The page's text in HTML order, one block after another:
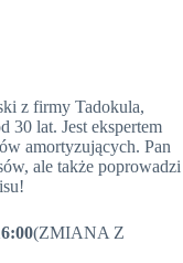
z firmy Tadokula,
30 lat. Jest ekspertem
amortyzujących. Pan
ale także poprowadzi
(ZMIANA Z